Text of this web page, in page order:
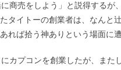
商売をしよう」と説得する
タイトーの創業者は、なんと
れば拾う神ありという場面に遭
カプコンを創業したが、また